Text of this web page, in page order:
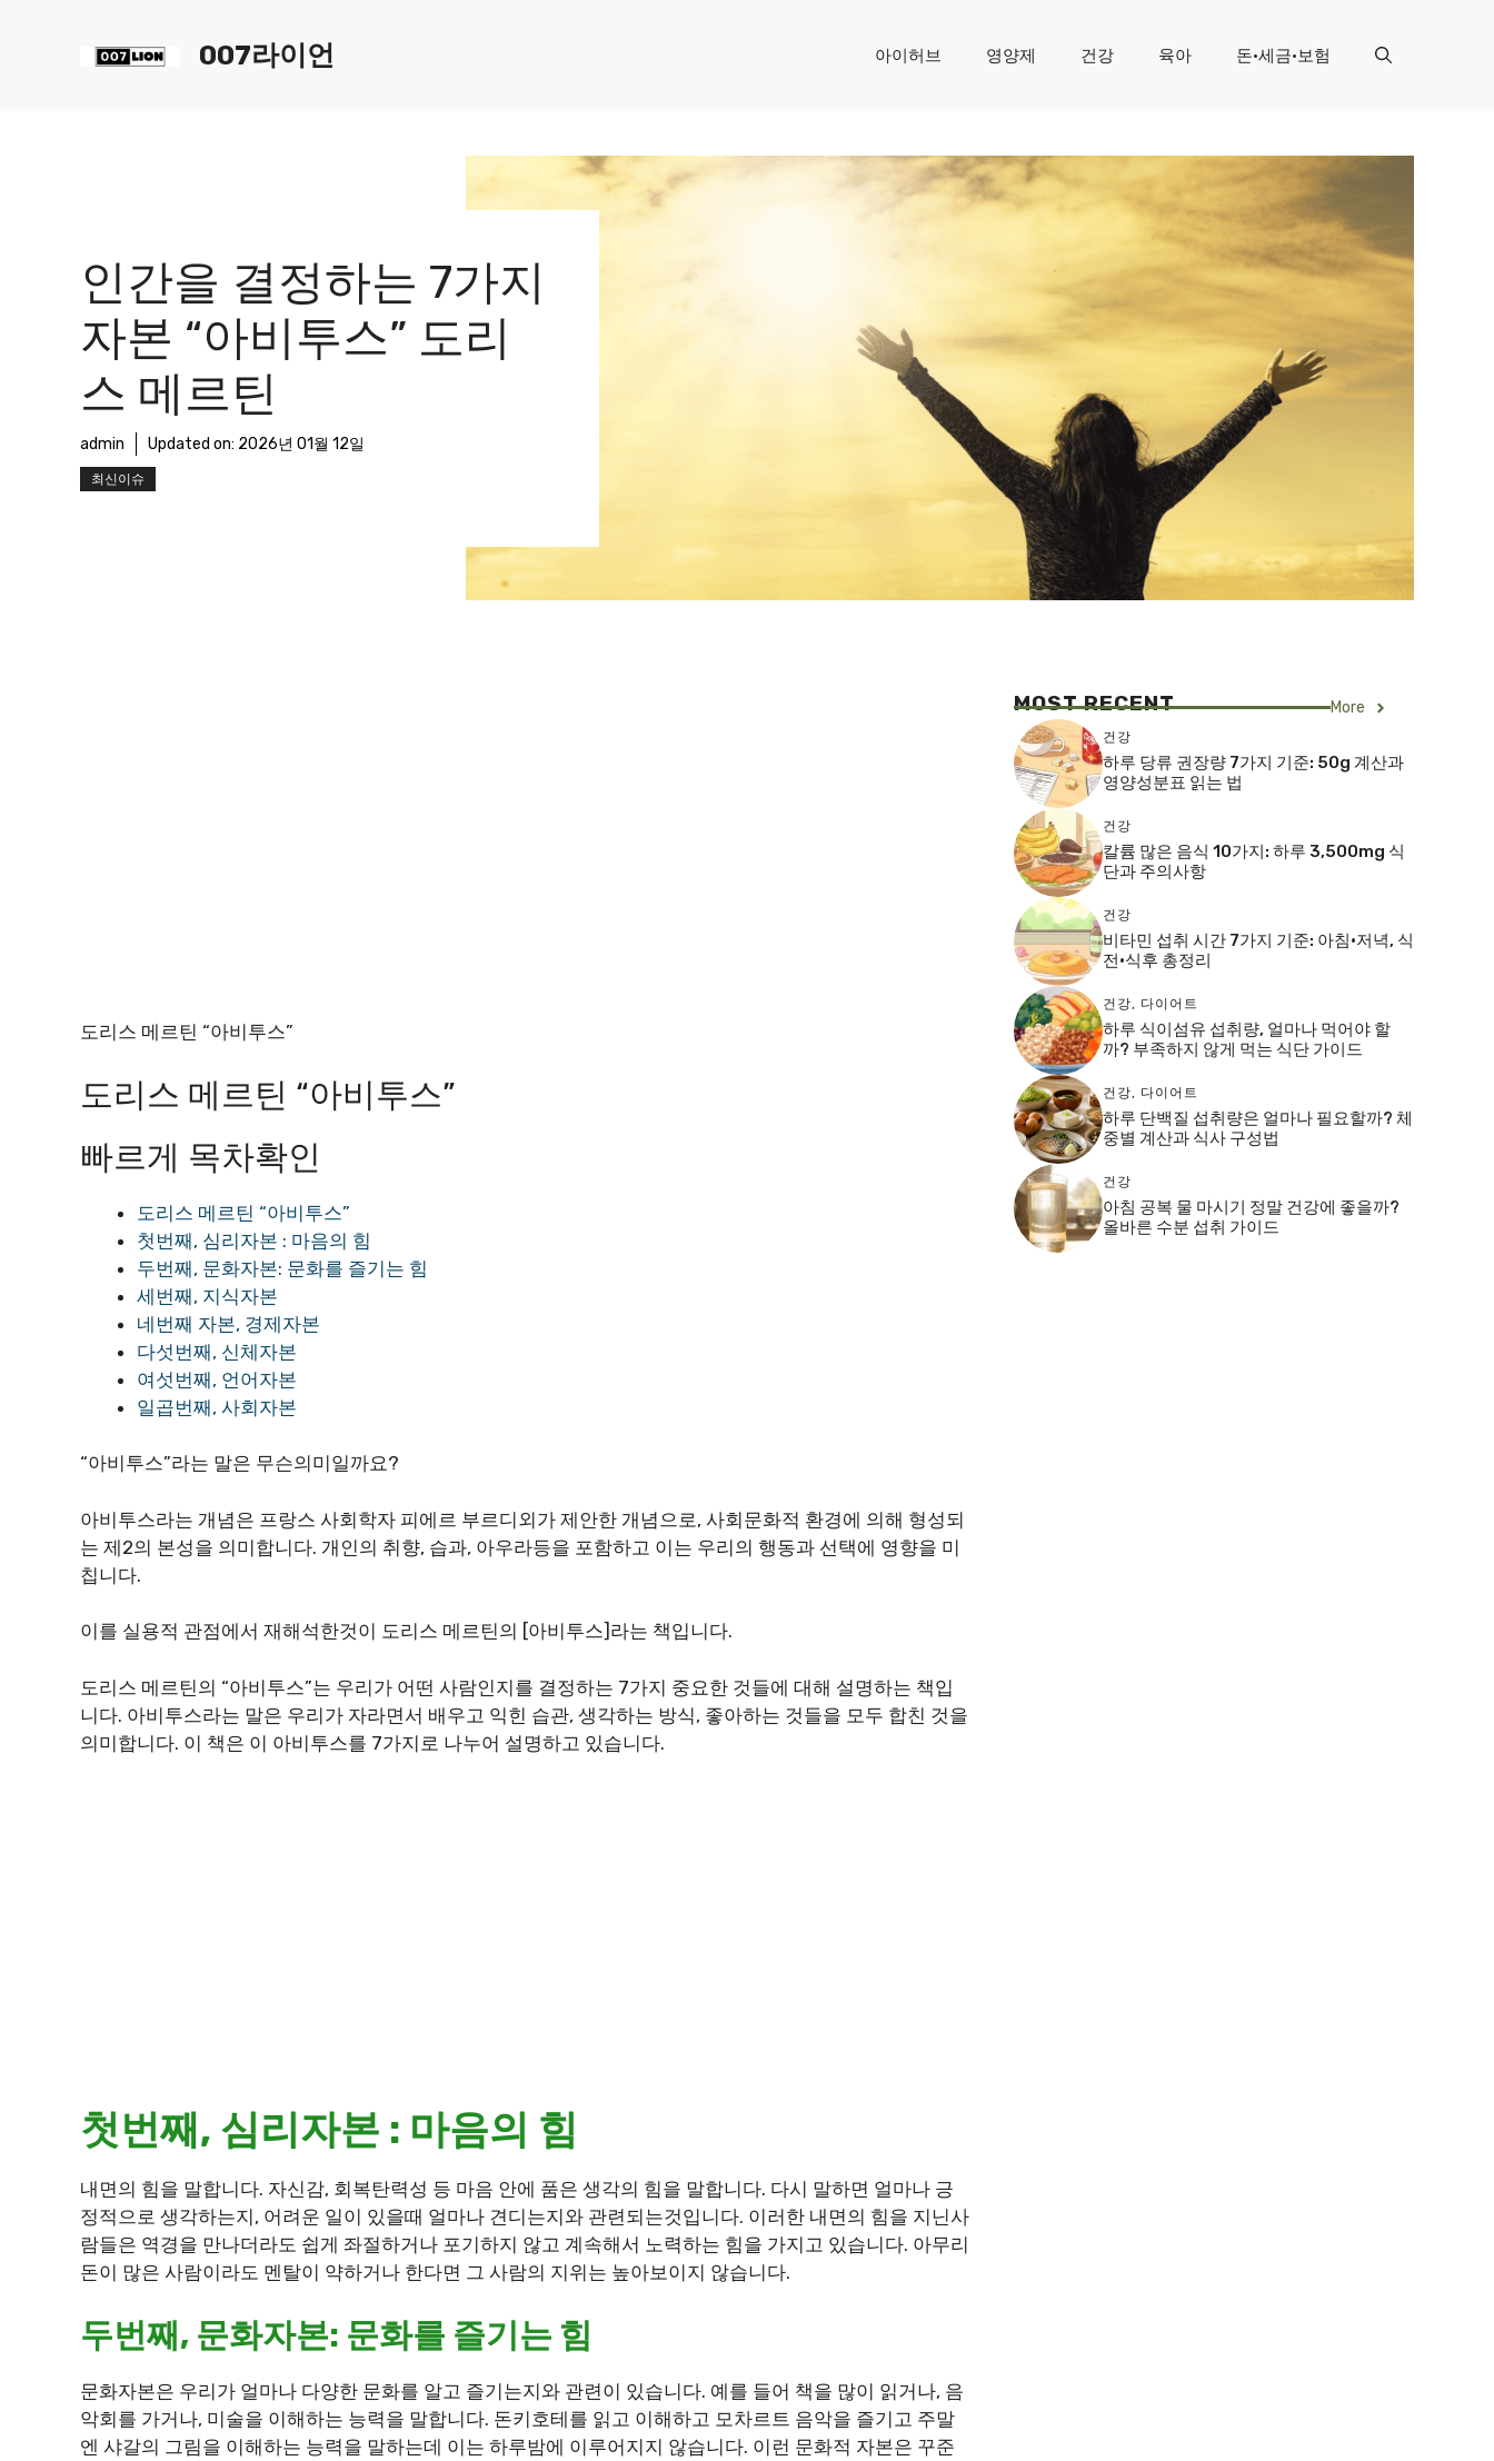
007라이언 아이허브 영양제 건강 육아 돈·세금·보험
인간을 결정하는 7가지
자본 “아비투스” 도리
스 메르틴
admin Updated on: 2026년 01월 12일
최신이슈
도리스 메르틴 “아비투스”
도리스 메르틴 “아비투스”
빠르게 목차확인
도리스 메르틴 “아비투스”
첫번째, 심리자본 : 마음의 힘
두번째, 문화자본: 문화를 즐기는 힘
세번째, 지식자본
네번째 자본, 경제자본
다섯번째, 신체자본
여섯번째, 언어자본
일곱번째, 사회자본
“아비투스”라는 말은 무슨의미일까요?
아비투스라는 개념은 프랑스 사회학자 피에르 부르디외가 제안한 개념으로, 사회문화적 환경에 의해 형성되
는 제2의 본성을 의미합니다. 개인의 취향, 습과, 아우라등을 포함하고 이는 우리의 행동과 선택에 영향을 미
칩니다.
이를 실용적 관점에서 재해석한것이 도리스 메르틴의 [아비투스]라는 책입니다.
도리스 메르틴의 “아비투스”는 우리가 어떤 사람인지를 결정하는 7가지 중요한 것들에 대해 설명하는 책입
니다. 아비투스라는 말은 우리가 자라면서 배우고 익힌 습관, 생각하는 방식, 좋아하는 것들을 모두 합친 것을
의미합니다. 이 책은 이 아비투스를 7가지로 나누어 설명하고 있습니다.
첫번째, 심리자본 : 마음의 힘
내면의 힘을 말합니다. 자신감, 회복탄력성 등 마음 안에 품은 생각의 힘을 말합니다. 다시 말하면 얼마나 긍
정적으로 생각하는지, 어려운 일이 있을때 얼마나 견디는지와 관련되는것입니다. 이러한 내면의 힘을 지닌사
람들은 역경을 만나더라도 쉽게 좌절하거나 포기하지 않고 계속해서 노력하는 힘을 가지고 있습니다. 아무리
돈이 많은 사람이라도 멘탈이 약하거나 한다면 그 사람의 지위는 높아보이지 않습니다.
두번째, 문화자본: 문화를 즐기는 힘
문화자본은 우리가 얼마나 다양한 문화를 알고 즐기는지와 관련이 있습니다. 예를 들어 책을 많이 읽거나, 음
악회를 가거나, 미술을 이해하는 능력을 말합니다. 돈키호테를 읽고 이해하고 모차르트 음악을 즐기고 주말
엔 샤갈의 그림을 이해하는 능력을 말하는데 이는 하루밤에 이루어지지 않습니다. 이런 문화적 자본은 꾸준
MOST RECENT More
건강
하루 당류 권장량 7가지 기준: 50g 계산과
영양성분표 읽는 법
건강
칼륨 많은 음식 10가지: 하루 3,500mg 식
단과 주의사항
건강
비타민 섭취 시간 7가지 기준: 아침·저녁, 식
전·식후 총정리
건강, 다이어트
하루 식이섬유 섭취량, 얼마나 먹어야 할
까? 부족하지 않게 먹는 식단 가이드
건강, 다이어트
하루 단백질 섭취량은 얼마나 필요할까? 체
중별 계산과 식사 구성법
건강
아침 공복 물 마시기 정말 건강에 좋을까?
올바른 수분 섭취 가이드